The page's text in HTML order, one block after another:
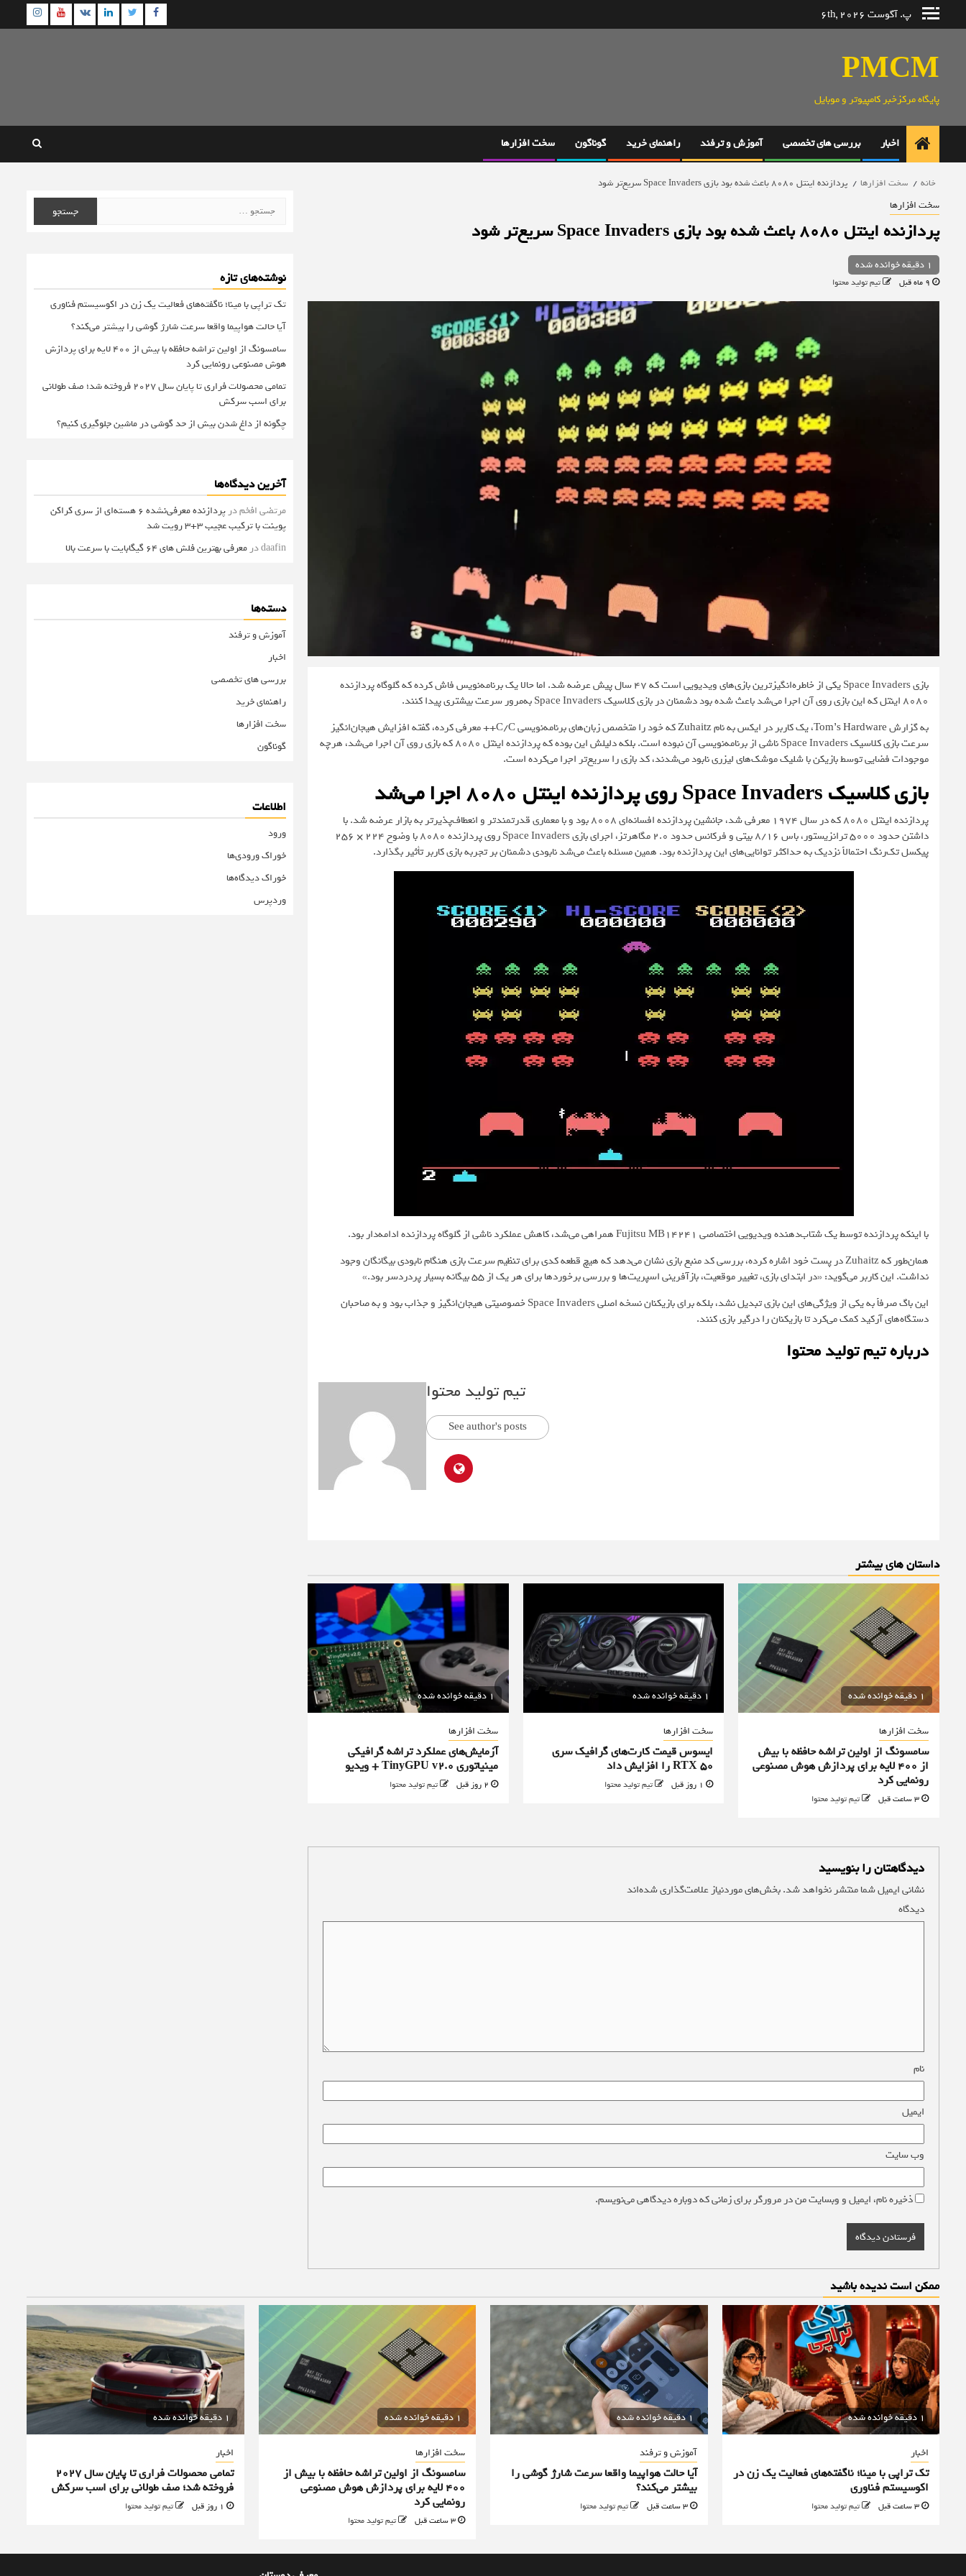
پ. آگوست 6th, 2026 Facebook
Twitter
Linkedin
VK
PMCM
پایگاه مرکزخبر کامپیوتر و موبایل
اخبار بررسی های تخصصی آموزش و ترفند راهنمای خرید گوناگون سخت افزارها
خانه سخت افزارها پردازنده اینتل ۸۰۸۰ باعث شده بود بازی Space Invaders سریع‌تر شود
سخت افزارها
پردازنده اینتل ۸۰۸۰ باعث شده بود بازی Space Invaders سریع‌تر شود
1 دقیقه خوانده شده
تیم تولید محتوا
بازی Space Invaders یکی از خاطره‌انگیزترین بازی‌های ویدیویی است که ۴۷ سال پیش عرضه شد. اما حالا یک برنامه‌نویس فاش کرده که گلوگاه پردازنده
۸۰۸۰ اینتل که این بازی روی آن اجرا می‌شد باعث شده بود دشمنان در بازی کلاسیک Space Invaders به‌مرور سرعت بیشتری پیدا کنند.
به گزارشTom’s Hardware، یک کاربر در ایکس به نامZuhaitz
که خود را متخصص زبان‌های برنامه‌نویسی C/C++ معرفی کرده، گفته افزایش هیجان‌انگیز
سرعت بازی کلاسیک Space Invaders ناشی از برنامه‌نویسی آن نبوده است. بلکه دلیلش این بوده که پردازنده اینتل ۸۰۸۰ که بازی روی آن اجرا می‌شد، هرچه
موجودات فضایی توسط بازیکن با شلیک موشک‌های لیزری نابود می‌شدند، کد بازی را سریع‌تر اجرا می‌کرده است.
بازی کلاسیک Space Invaders روی پردازنده اینتل ۸۰۸۰ اجرا می‌شد
پردازنده اینتل ۸۰۸۰ که در سال ۱۹۷۴ معرفی شد، جانشین پردازنده افسانه‌ای ۸۰۰۸ بود و با معماری قدرتمندتر و انعطاف‌پذیرتر به بازار عرضه شد. با
داشتن حدود ۵۰۰۰ ترانزیستور، باس ۸/۱۶ بیتی و فرکانس حدود ۲.۰ مگاهرتز، اجرای بازی Space Invaders روی پردازنده ۸۰۸۰ با وضوح ۲۲۴ × ۲۵۶
پیکسل تک‌رنگ احتمالاً نزدیک به حداکثر توانایی‌های این پردازنده بود. همین مسئله باعث می‌شد نابودی دشمنان بر تجربه بازی کاربر تأثیر بگذارد.
با اینکه پردازنده توسط یک شتاب‌دهنده ویدیویی اختصاصی Fujitsu MB14241 همراهی می‌شد، کاهش عملکرد ناشی از گلوگاه پردازنده ادامه‌دار بود.
همان‌طور که Zuhaitz در پست خود اشاره کرده، بررسی کد منبع بازی نشان می‌دهد که هیچ قطعه کدی برای تنظیم سرعت بازی هنگام نابودی بیگانگان وجود
نداشت. این کاربر می‌گوید: «در ابتدای بازی، تغییر موقعیت، بازآفرینی اسپریت‌ها و بررسی برخوردها برای هر یک از ۵۵ بیگانه بسیار پردردسر بود.»
این باگ صرفاً به یکی از ویژگی‌های این بازی تبدیل نشد، بلکه برای بازیکنان نسخه اصلی Space Invaders خصوصیتی هیجان‌انگیز و جذاب بود و به صاحبان
دستگاه‌های آرکید کمک می‌کرد تا بازیکنان را درگیر بازی کنند.
درباره تیم تولید محتوا
تیم تولید محتوا
See author's posts
داستان های بیشتر
1 دقیقه خوانده شده
سخت افزارها
سامسونگ از اولین تراشه حافظه با بیش
از ۴۰۰ لایه برای پردازش هوش مصنوعی
رونمایی کرد
تیم تولید محتوا
1 دقیقه خوانده شده
سخت افزارها
ایسوس قیمت کارت‌های گرافیک سری
RTX 50 را افزایش داد
1 روز قبل تیم تولید محتوا
1 دقیقه خوانده شده
سخت افزارها
آزمایش‌های عملکرد تراشه گرافیکی
مینیاتوری TinyGPU v2.0 + ویدیو
تیم تولید محتوا
دیدگاهتان را بنویسید
نشانی ایمیل شما منتشر نخواهد شد.بخش‌های موردنیاز علامت‌گذاری شده‌اند
دیدگاه
نام
ایمیل
وب‌ سایت
ذخیره نام، ایمیل و وبسایت من در مرورگر برای زمانی که دوباره دیدگاهی می‌نویسم.
برای:
نوشته‌های تازه
تک تراپی با مینا؛ ناگفته‌های فعالیت یک زن در اکوسیستم فناوری
آیا حالت هواپیما واقعا سرعت شارژ گوشی را بیشتر می‌کند؟
سامسونگ از اولین تراشه حافظه با بیش از ۴۰۰ لایه برای پردازش
هوش مصنوعی رونمایی کرد
تمامی محصولات فراری تا پایان سال ۲۰۲۷ فروخته شد؛ صف طولانی
برای اسب سرکش
چگونه از داغ شدن بیش از حد گوشی در ماشین جلوگیری کنیم؟
آخرین دیدگاه‌ها
مرتضی افخمدر
پردازنده معرفی‌نشده 6 هسته‌ای از سری کراکن
پوینت با ترکیب عجیب 3+3 رویت شد
daafinدر معرفی بهترین فلش های 64 گیگابایت با سرعت بالا
دسته‌ها
آموزش و ترفند
اخبار
بررسی های تخصصی
راهنمای خرید
سخت افزارها
گوناگون
اطلاعات
ورود
خوراک ورودی‌ها
خوراک دیدگاه‌ها
وردپرس
ممکن است ندیده باشید
1 دقیقه خوانده شده
اخبار
تک تراپی با مینا؛ ناگفته‌های فعالیت یک زن در
اکوسیستم فناوری
تیم تولید محتوا
1 دقیقه خوانده شده
آموزش و ترفند
آیا حالت هواپیما واقعا سرعت شارژ گوشی را
بیشتر می‌کند؟
3 ساعت قبل تیم تولید محتوا
1 دقیقه خوانده شده
سخت افزارها
سامسونگ از اولین تراشه حافظه با بیش از
۴۰۰ لایه برای پردازش هوش مصنوعی
رونمایی کرد
تیم تولید محتوا
1 دقیقه خوانده شده
اخبار
تمامی محصولات فراری تا پایان سال ۲۰۲۷
فروخته شد؛ صف طولانی برای اسب سرکش
تیم تولید محتوا